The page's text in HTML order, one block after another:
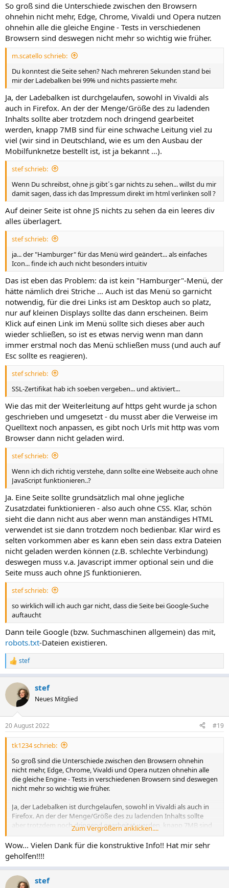
So groß sind die Unterschiede zwischen den Browsern
ohnehin nicht mehr, Edge, Chrome, Vivaldi und Opera nutzen
ohnehin alle die gleiche Engine - Tests in verschiedenen
Browsern sind deswegen nicht mehr so wichtig wie früher.
m.scatello schrieb:
Du konntest die Seite sehen? Nach mehreren Sekunden stand bei
mir der Ladebalken bei 99% und nichts passierte mehr.
Ja, der Ladebalken ist durchgelaufen, sowohl in Vivaldi als
auch in Firefox. An der der Menge/Größe des zu ladenden
Inhalts sollte aber trotzdem noch dringend gearbeitet
werden, knapp 7MB sind für eine schwache Leitung viel zu
viel (wir sind in Deutschland, wie es um den Ausbau der
Mobilfunknetze bestellt ist, ist ja bekannt …).
stef schrieb:
Wenn Du schreibst, ohne js gibt´s gar nichts zu sehen... willst du mir
damit sagen, dass ich das Impressum direkt im html verlinken soll ?
Auf deiner Seite ist ohne JS nichts zu sehen da ein leeres div
alles überlagert.
stef schrieb:
ja... der "Hamburger" für das Menü wird geändert... als einfaches
Icon... finde ich auch nicht besonders intuitiv
Das ist eben das Problem: da ist kein "Hamburger"-Menü, der
hätte nämlich drei Striche … Auch ist das Menü so garnicht
notwendig, für die drei Links ist am Desktop auch so platz,
nur auf kleinen Displays sollte das dann erscheinen. Beim
Klick auf einen Link im Menü sollte sich dieses aber auch
wieder schließen, so ist es etwas nervig wenn man dann
immer erstmal noch das Menü schließen muss (und auch auf
Esc sollte es reagieren).
stef schrieb:
SSL-Zertifikat hab ich soeben vergeben... und aktiviert...
Wie das mit der Weiterleitung auf https geht wurde ja schon
geschrieben und umgesetzt - du musst aber die Verweise im
Quelltext noch anpassen, es gibt noch Urls mit http was vom
Browser dann nicht geladen wird.
stef schrieb:
Wenn ich dich richtig verstehe, dann sollte eine Webseite auch ohne
JavaScript funktionieren..?
Ja. Eine Seite sollte grundsätzlich mal ohne jegliche
Zusatzdatei funktionieren - also auch ohne CSS. Klar, schön
sieht die dann nicht aus aber wenn man anständiges HTML
verwendet ist sie dann trotzdem noch bedienbar. Klar wird es
selten vorkommen aber es kann eben sein dass extra Dateien
nicht geladen werden können (z.B. schlechte Verbindung)
deswegen muss v.a. Javascript immer optional sein und die
Seite muss auch ohne JS funktionieren.
stef schrieb:
so wirklich will ich auch gar nicht, dass die Seite bei Google-Suche
auftaucht
Dann teile Google (bzw. Suchmaschinen allgemein) das mit,
robots.txt-Dateien existieren.
R
e
k
i
n
e
n
stef
stef
Neues Mitglied
20 August 2022 #19
tk1234 schrieb:
So groß sind die Unterschiede zwischen den Browsern ohnehin
nicht mehr, Edge, Chrome, Vivaldi und Opera nutzen ohnehin alle
die gleiche Engine - Tests in verschiedenen Browsern sind deswegen
nicht mehr so wichtig wie früher.
Ja, der Ladebalken ist durchgelaufen, sowohl in Vivaldi als auch in
Firefox. An der der Menge/Größe des zu ladenden Inhalts sollte
aber trotzdem noch dringend gearbeitet werden, knapp 7MB sind
für eine schwache Leitung viel zu viel (wir sind in Deutschland, wie
es um den Ausbau der Mobilfunknetze bestellt ist, ist ja bekannt …).
Auf deiner Seite ist ohne JS nichts zu sehen da ein leeres div alles
Zum Vergrößern anklicken....
Wow... Vielen Dank für die konstruktive Info!! Hat mir sehr
geholfen!!!!
stef